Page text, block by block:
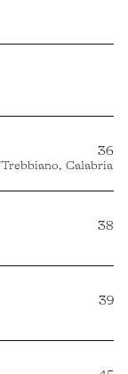
Calabria
36
38
39